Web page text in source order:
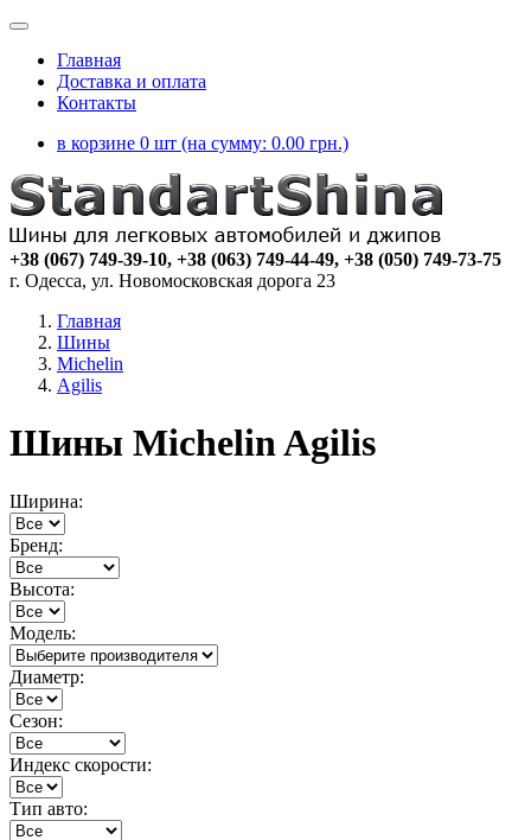
Главная
Доставка и оплата
Контакты
в корзине 0 шт (на сумму: 0.00 грн.)
+38 (067) 749-39-10, +38 (063) 749-44-49, +38 (050) 749-73-75
г. Одесса, ул. Новомосковская дорога 23
Главная
Шины
Michelin
Agilis
Шины Michelin Agilis
Ширина:
Бренд:
Высота:
Модель:
Диаметр:
Сезон:
Индекс скорости:
Тип авто: